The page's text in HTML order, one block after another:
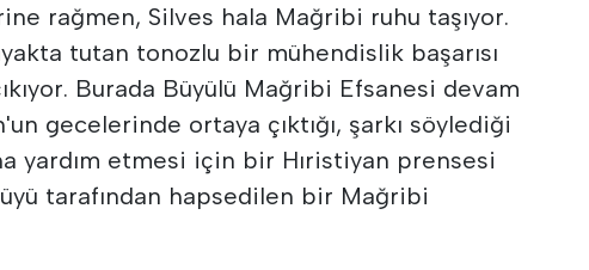
rağmen, Silves hala Mağribi ruhu taşıyor.
tutan tonozlu bir mühendislik başarısı
Burada Büyülü Mağribi Efsanesi devam
gecelerinde ortaya çıktığı, şarkı söylediği
yardım etmesi için bir Hıristiyan prensesi
tarafından hapsedilen bir Mağribi